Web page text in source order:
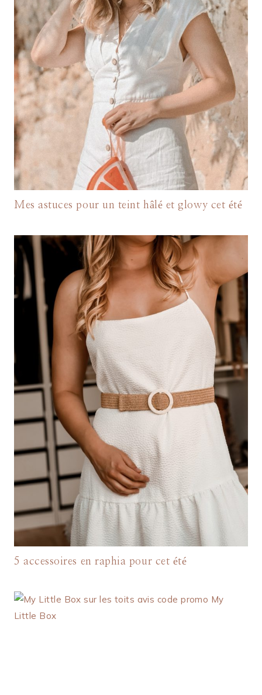
Mes astuces pour un teint hâlé et glowy cet été
5 accessoires en raphia pour cet été